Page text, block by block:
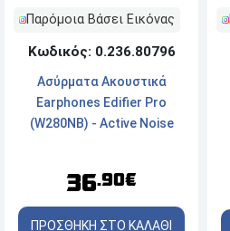
Παρόμοια Βάσει Εικόνας
Κωδικός: 0.236.80796
Ασύρματα Aκουστικά
Earphones Edifier Pro
(W280NB) - Active Noise
36.90€
ΠΡΟΣΘΗΚΗ ΣΤΟ ΚΑΛΑΘΙ